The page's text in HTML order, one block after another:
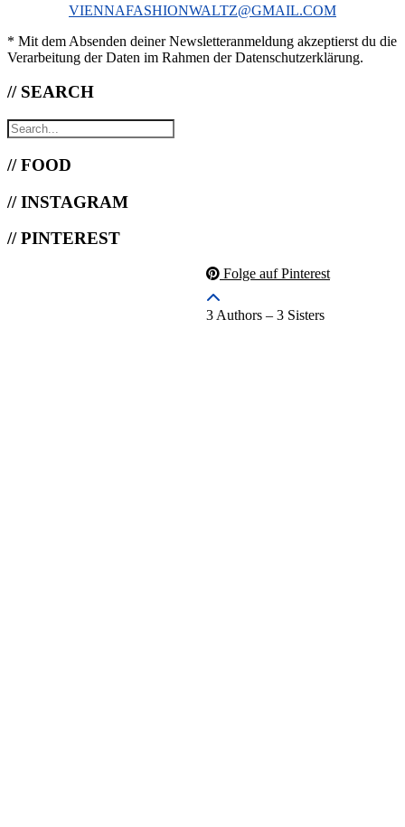
VIENNAFASHIONWALTZ@GMAIL.COM
* Mit dem Absenden deiner Newsletteranmeldung akzeptierst du die
Verarbeitung der Daten im Rahmen der Datenschutzerklärung.
// SEARCH
// FOOD
// INSTAGRAM
// PINTEREST
Folge auf Pinterest
3 Authors – 3 Sisters